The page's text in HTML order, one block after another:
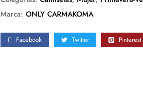
Marca: ONLY CARMAKOMA
Facebook Twitter Pinterest